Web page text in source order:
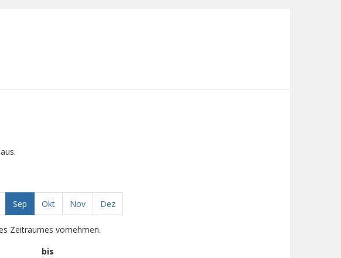
Sep Okt Nov Dez
Zeitraumes vornehmen.
bis